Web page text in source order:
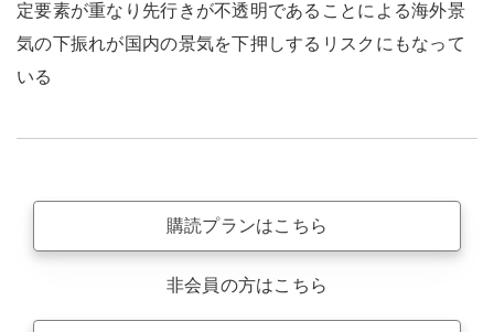
定要素が重なり先行きが不透明であることによる海外景
気の下振れが国内の景気を下押しするリスクにもなって
いる
購読プランはこちら
非会員の方はこちら